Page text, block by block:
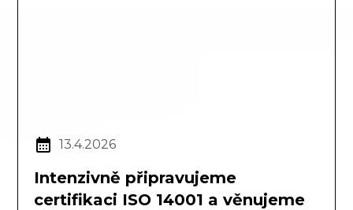
13.4.2026
Intenzivně připravujeme
certifikaci ISO 14001 a věnujeme